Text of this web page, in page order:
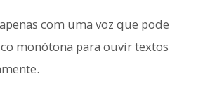
com uma voz que pode
monótona para ouvir textos